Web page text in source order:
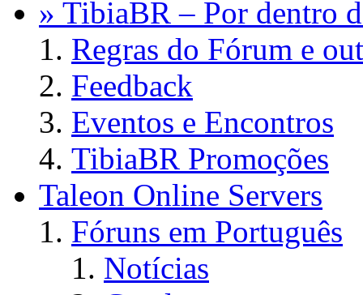
» TibiaBR – Por dentro
Regras do Fórum e
Feedback
Eventos e Encontros
TibiaBR Promoções
Taleon Online Servers
Fóruns em Português
Notícias